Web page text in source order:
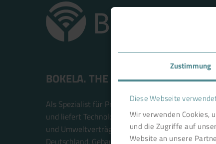
Zustimmung
Diese Webseite
Wir verwenden Cookies,
und die Zugriffe auf
Website an unsere
BOKELA. THE FILTRATION PEOPLE.
Als Spezialist für Prozessfiltration ist BOKELA
und liefert Technologielösungen, die für mehr
und Umweltverträglichkeit stehen. BOKELA
Deutschland. Gebaut werden die Filteranlagen